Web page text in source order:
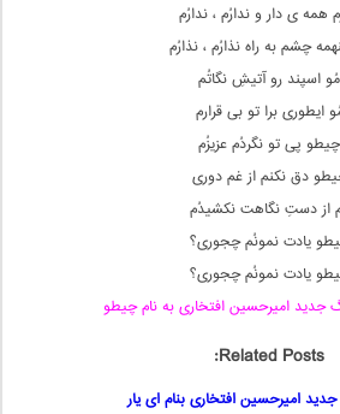
همه ی دار و ندارُم ، ندارُم
چشم به راه نذارُم ، نذارُم
مُو اسپند رو آتیشِ نگاتُم
ایطوری برا تو بی قرارم
چیطو پی تو نگردُم عزیزُم
دق نکنم از غم دوری
از دستِ نگاهت نکشیدُم
یادت نمونُم چجوری؟
یادت نمونُم چجوری؟
جدید امیرحسین افتخاری به نام چیطو
Related Posts:
امیرحسین افتخاری بنام ای یار